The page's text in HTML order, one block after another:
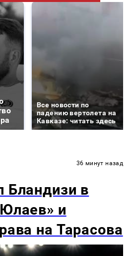
Все новости по
падению вертолета на
Кавказе: читать здесь
36 минут назад
Бландизи в
и
на Тарасова